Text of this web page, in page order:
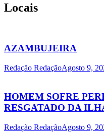
Locais
AZAMBUJEIRA
Redação RedaçãoAgosto 9,
HOMEM SOFRE
RESGATADO DA
Redação RedaçãoAgosto 9,